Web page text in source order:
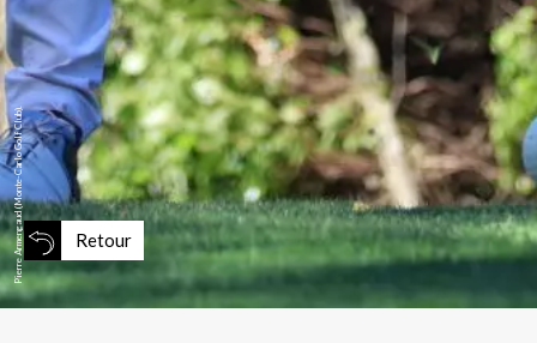
Retour
Pierre Armengaud (Monte-Carlo Golf Club).